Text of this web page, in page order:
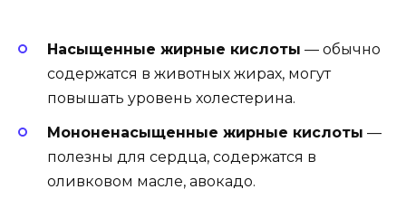
Насыщенные жирные кислоты — обычно
содержатся в животных жирах, могут
повышать уровень холестерина.
Мононенасыщенные жирные кислоты —
полезны для сердца, содержатся в
оливковом масле, авокадо.